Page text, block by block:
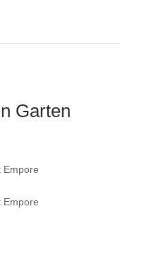
Garten